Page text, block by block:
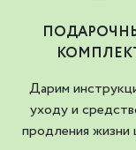
Дарим
уходу и
продления жизни